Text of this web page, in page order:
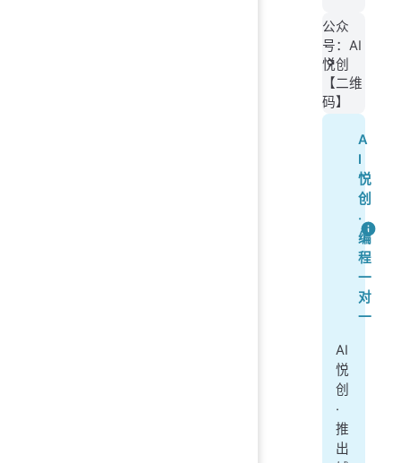
公众
号：AI
悦创
【二维
码】
A
I
悦
创
·
编
程
一
对
一
AI
悦
创
·
推
出